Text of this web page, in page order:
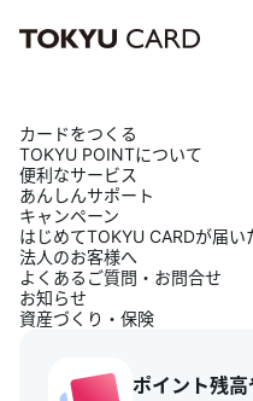
カードをつくる
TOKYU POINTについて
便利なサービス
あんしんサポート
キャンペーン
はじめてTOKYU CARDが届い
法人のお客様へ
よくあるご質問・お問合せ
お知らせ
資産づくり・保険
ポイント残